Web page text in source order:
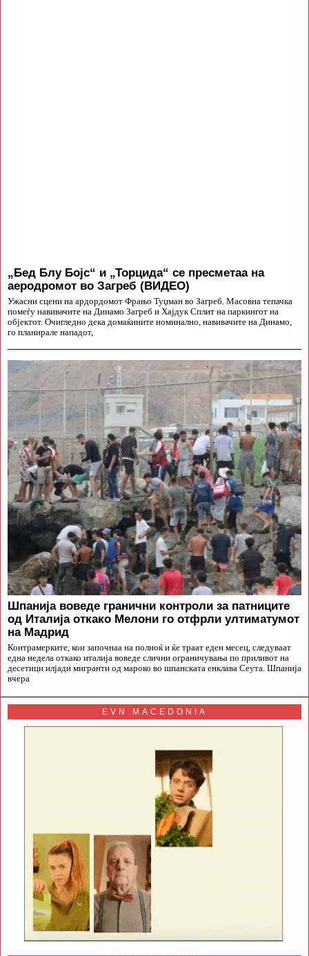
„Бед Блу Бојс“ и „Торцида“ се пресметаа на
аеродромот во Загреб (ВИДЕО)
Ужасни сцени на ардордомот Фрањо Туџман во Загреб. Масовна тепачка
помеѓу навивачите на Динамо Загреб и Хајдук Сплит на паркингот на
објектот. Очигледно дека домаќините номинално, навивачите на Динамо,
го планирале нападот,
Шпанија воведе гранични контроли за патниците
од Италија откако Мелони го отфрли ултиматумот
на Мадрид
Контрамерките, кои започнаа на полноќ и ќе траат еден месец, следуваат
една недела откако италија воведе слични ограничувања по приливот на
десетици илјади мигранти од мароко во шпанската енклава Сеута. Шпанија
вчера
EVN MACEDONIA